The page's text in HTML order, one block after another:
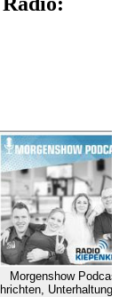
Morgenshow